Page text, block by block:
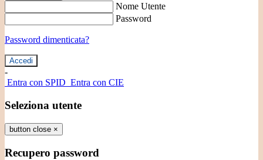
Nome Utente
Password
Password dimenticata?
-
Entra con SPID Entra con CIE
Seleziona utente
button close ×
Recupero password